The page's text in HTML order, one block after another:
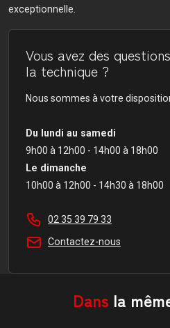
exceptionnelle.
Vous avez des
la technique ?
Nous sommes à votre
Du lundi au samedi
9h00 à 12h00 - 14h00 à 18h00
Le dimanche
10h00 à 12h00 - 14h30 à 18h00
02 35 39 79 33
Contactez-nous
Dans la